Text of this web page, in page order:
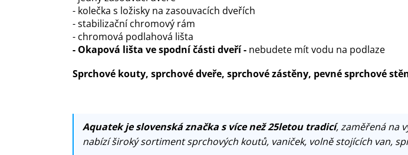
- kolečka s ložisky na zasouvacích dveřích
- stabilizační chromový rám
- chromová podlahová lišta
- Okapová lišta ve spodní části dveří - nebudete mít vodu na podlaze
Sprchové kouty, sprchové dveře, sprchové zástěny, pevné sprchové
Aquatek je slovenská značka s více než 25letou tradicí, zaměřená na
nabízí široký sortiment sprchových koutů, vaniček, volně stojících van,